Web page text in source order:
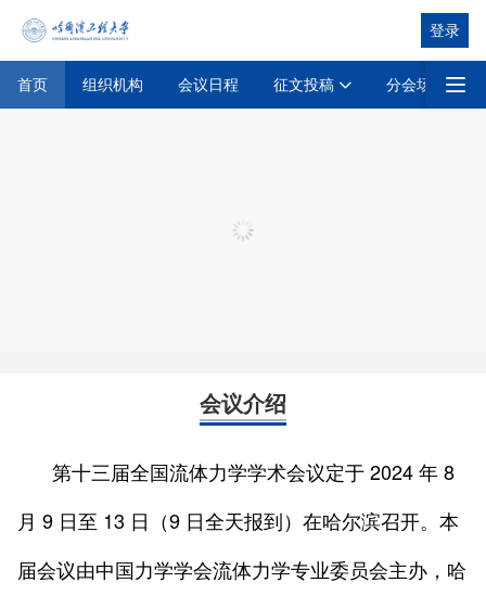
登录
首页 组织机构 会议日程 征文投稿 分会场日程
会议介绍
第十三届全国流体力学学术会议定于 2024 年 8
月 9 日至 13 日（9 日全天报到）在哈尔滨召开。本
届会议由中国力学学会流体力学专业委员会主办，哈